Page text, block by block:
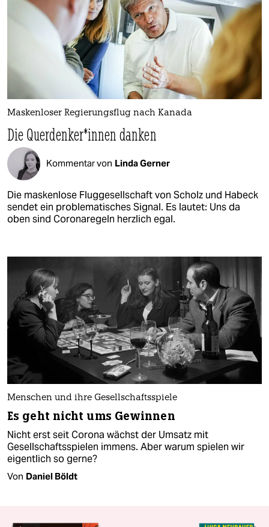
Maskenloser Regierungsflug nach Kanada
Die Quer­den­ke­r*in­nen danken
Kommentar von Linda Gerner
Die maskenlose Fluggesellschaft von Scholz und Habeck
sendet ein problematisches Signal. Es lautet: Uns da
oben sind Coronaregeln herzlich egal.
Menschen und ihre Gesellschaftsspiele
Es geht nicht ums Gewinnen
Nicht erst seit Corona wächst der Umsatz mit
Gesellschaftsspielen immens. Aber warum spielen wir
eigentlich so gerne?
Von Daniel Böldt